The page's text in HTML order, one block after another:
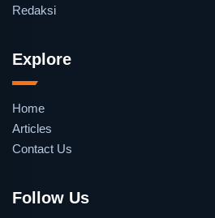
Redaksi
Explore
Home
Articles
Contact Us
Follow Us